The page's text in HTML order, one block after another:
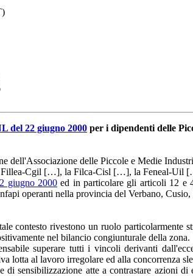
del 22 giugno 2000 per i dipendenti delle
dell'Associazione delle Piccole e Medie
Fillea-Cgil […], la Filca-Cisl […], la Feneal-Uil
giugno 2000 ed in particolare gli articoli 12 e
operanti nella provincia del Verbano, Cusio,
contesto rivestono un ruolo particolarmente
nel bilancio congiunturale della zona.
superare tutti i vincoli derivanti
lotta al lavoro irregolare ed alla concorrenza
sensibilizzazione atte a contrastare azioni